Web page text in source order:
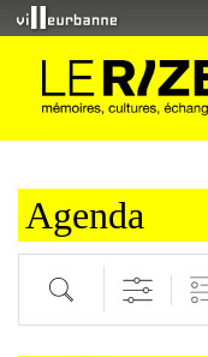
Agenda
Recherche par mot